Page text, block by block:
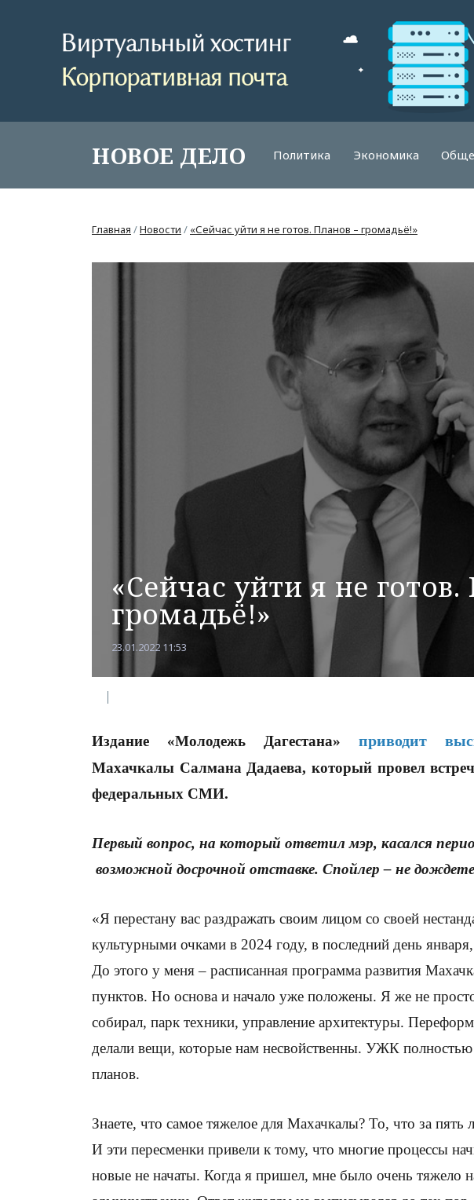
НОВОЕ ДЕЛО Политика Экономика
Главная /Новости / «Сейчас уйти я не готов. Планов – громадьё!»
«Сейчас уйти я не
громадьё!»
23.01.2022 11:53
Издание «Молодежь Дагестана» приводит
Махачкалы Салмана Дадаева, который провел
федеральных СМИ.
Первый вопрос, на который ответил мэр, касался
возможной досрочной отставке. Спойлер – не
«Я перестану вас раздражать своим лицом со своей
культурными очками в 2024 году, в последний день
До этого у меня – расписанная программа развития
пунктов. Но основа и начало уже положены. Я же не
собирал, парк техники, управление архитектуры.
делали вещи, которые нам несвойственны. УЖК
планов.
Знаете, что самое тяжелое для Махачкалы? То, что за пять
И эти пересменки привели к тому, что многие процессы
новые не начаты. Когда я пришел, мне было очень тяжело